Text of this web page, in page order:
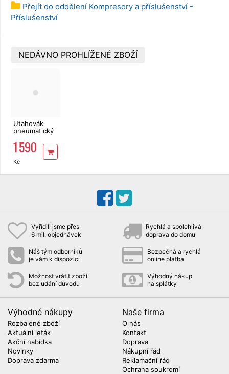
Přejít do oddělení Kompresory a příslušenství -
Příslušenství
NEDÁVNO PROHLÍŽENÉ ZBOŽÍ
Utahovák
pneumatický
FORTUM
4795010
1 590
Kč
Vyřídili jsme přes
6 mil. objednávek
Rychlá a spolehlivá
doprava do domu
Náš tým odborníků
je vám k dispozici
Bezpečná a rychlá
online platba
Možnost vrátit zboží
bez udání důvodu
Výhodný nákup
na splátky
Výhodné nákupy
Rozbalené zboží
Aktuální leták
Akční nabídka
Novinky
Doprava zdarma
Naše firma
O nás
Kontakt
Doprava
Nákupní řád
Reklamační řád
Ochrana soukromí